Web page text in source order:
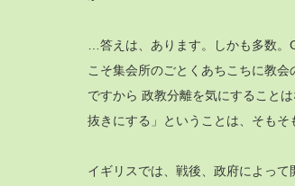
…答えは、あります。しかも多数
こそ集会所のごとくあちこちに教
ですから 政教分離を気にすること
抜きにする」ということは、そもそ
イギリスでは、戦後、政府によっ